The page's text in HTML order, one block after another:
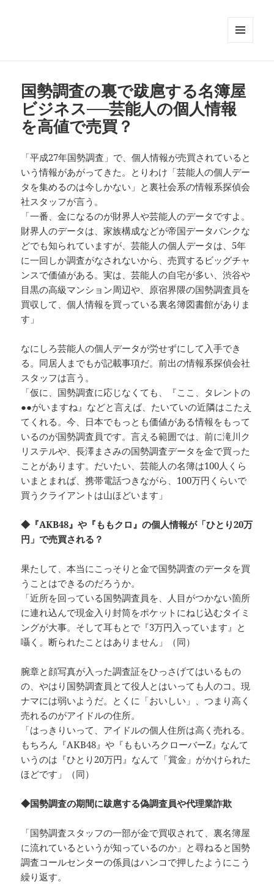
ット
国勢調査の裏で跋扈する名簿屋
ビジネス──芸能人の個人情報
を高値で売買？
「平成27年国勢調査」で、個人情報が売買されていると
いう情報があがってきた。とりわけ「芸能人の個人デー
タを集めるのは今しかない」と裏社会系の情報系探偵会
社スタッフが言う。
「一番、金になるのが財界人や芸能人のデータですよ。
財界人のデータは、家族構成などが帝国データバンクな
どでも知られていますが、芸能人の個人データは、5年
に一回しか調査がなされないから、売買するビッグチャ
ンスで価値がある。実は、芸能人の自宅が多い、渋谷や
目黒の高級マンション周辺や、原宿界隈の国勢調査員を
買収して、個人情報を買っている裏名簿図書館がありま
す」
なにしろ芸能人の個人データが労せずにして入手でき
る。同居人までもが記載事項だ。前出の情報系探偵会社
スタッフは言う。
「仮に、国勢調査に応じなくても、『ここ、タレントの
●●がいますね』などと言えば、たいていの近隣はこたえ
てくれる。今、日本でもっとも価値がある情報をもって
いるのが国勢調査員です。言える範囲では、前に滝川ク
リステルや、長澤まさみの国勢調査データを金で買った
ことがあります。だいたい、芸能人の名簿は100人くら
いまとまれば、携帯電話つきながら、100万円くらいで
買うクライアントは山ほどいます」
◆『AKB48』や『ももクロ』の個人情報が「ひとり20万
円」で売買される？
果たして、本当にこっそりと金で国勢調査のデータを買
うことはできるのだろうか。
「近所を回っている国勢調査員を、人目がつかない箇所
に連れ込んで現金入り封筒をポケットにねじ込むタイミ
ングが大事。そして耳もとで『3万円入っています』と
囁く。断られたことはありません」（同）
腕章と顔写真が入った調査証をひっさげてはいるもの
の、やはり国勢調査員とて役人とはいっても人のコ。現
ナマには弱いようだ。とくに「おいしい」、つまり高く
売れるのがアイドルの住所。
「はっきりいって、アイドルの個人住所は高く売れる。
もちろん『AKB48』や『ももいろクローバーZ』なんて
いうのは『ひとり20万円』なんて「賞金」がかけられた
ほどです」（同）
◆国勢調査の期間に跋扈する偽調査員や代理業詐欺
「国勢調査スタッフの一部が金で買収されて、裏名簿屋
に流れているというが知っているのか」と尋ねると国勢
調査コールセンターの係員はハンコで押したようにこう
繰り返す。